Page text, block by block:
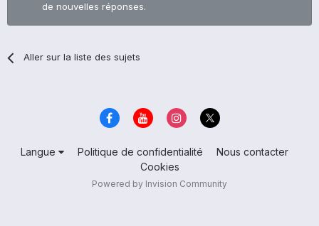
de nouvelles réponses.
Aller sur la liste des sujets
Langue Politique de confidentialité
Nous contacter
Cookies
Powered by Invision Community